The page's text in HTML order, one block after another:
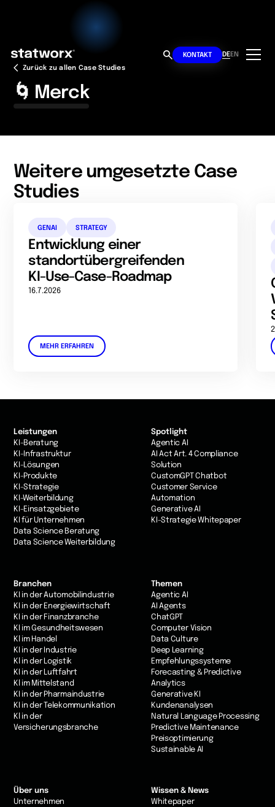
KONTAKT DEEN
Zurück zu allen Case Studies
🌀 Merck
Weitere umgesetzte Case
Studies
GENAI STRATEGY
Entwicklung einer
standortübergreifenden
KI-Use-Case-Roadmap
16.7.2026
MEHR ERFAHREN
Leistungen
KI-Beratung
KI-Infrastruktur
KI-Lösungen
KI-Produkte
KI-Strategie
KI-Weiterbildung
KI-Einsatzgebiete
KI für Unternehmen
Data Science Beratung
Data Science Weiterbildung
Branchen
KI in der Automobilindustrie
KI in der Energiewirtschaft
KI in der Finanzbranche
KI im Gesundheitswesen
Kl im Handel
KI in der Industrie
Kl in der Logistik
KI in der Luftfahrt
Kl im Mittelstand
KI in der Pharmaindustrie
KI in der Telekommunikation
Kl in der
Versicherungsbranche
Themen
Agentic AI
AI Agents
ChatGPT
Computer Vision
Data Culture
Deep Learning
Empfehlungssysteme
Forecasting & Predictive
Analytics
Generative KI
Kundenanalysen
Natural Language Processing
Predictive Maintenance
Preisoptimierung
Sustainable AI
Spotlight
Agentic AI
AI Act Art. 4 Compliance
Solution
CustomGPT Chatbot
Customer Service
Automation
Generative AI
KI-Strategie Whitepaper
Über uns
Unternehmen
Wissen & News
Whitepaper